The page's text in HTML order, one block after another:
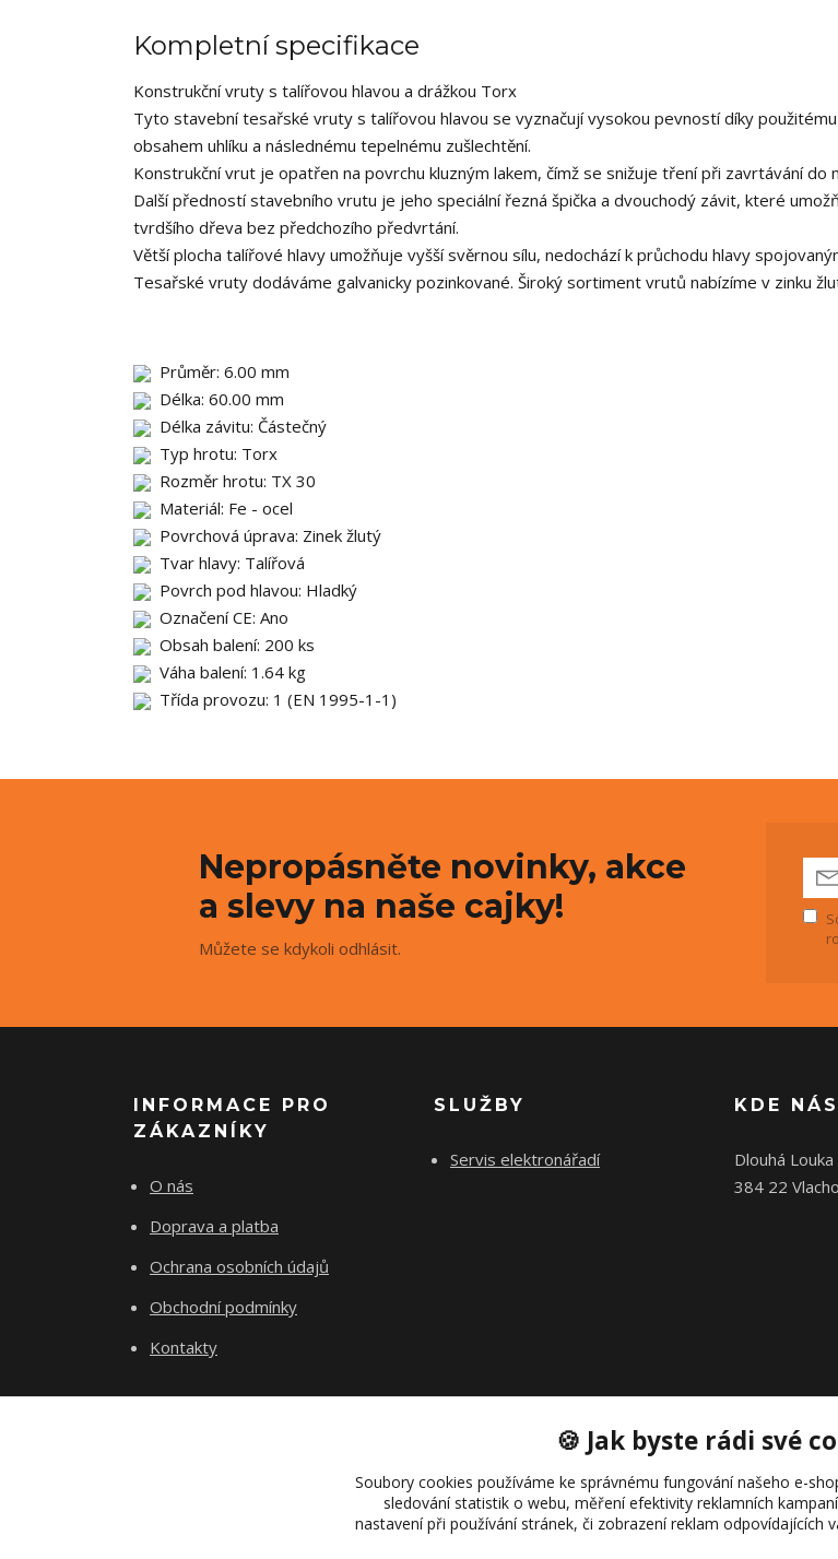
Kompletní specifikace
Konstrukční vruty s talířovou hlavou a drážkou Torx
Tyto stavební tesařské vruty s talířovou hlavou se vyznačují vysokou pevností díky
obsahem uhlíku a následnému tepelnému zušlechtění.
Konstrukční vrut je opatřen na povrchu kluzným lakem, čímž se snižuje tření při zavrtávání do
Další předností stavebního vrutu je jeho speciální řezná špička a dvouchodý závit, které
tvrdšího dřeva bez předchozího předvrtání.
Větší plocha talířové hlavy umožňuje vyšší svěrnou sílu, nedochází k průchodu hlavy
Tesařské vruty dodáváme galvanicky pozinkované. Široký sortiment vrutů nabízíme v zinku
Průměr: 6.00 mm
Délka: 60.00 mm
Délka závitu: Částečný
Typ hrotu: Torx
Rozměr hrotu: TX 30
Materiál: Fe - ocel
Povrchová úprava: Zinek žlutý
Tvar hlavy: Talířová
Povrch pod hlavou: Hladký
Označení CE: Ano
Obsah balení: 200 ks
Váha balení: 1.64 kg
Třída provozu: 1 (EN 1995-1-1)
Nepropásněte novinky, akce
a slevy na naše cajky!
Můžete se kdykoli odhlásit.
INFORMACE PRO
ZÁKAZNÍKY
O nás
Doprava a platba
Ochrana osobních údajů
Obchodní podmínky
Kontakty
SLUŽBY
Servis elektronářadí
KDE
Dlouhá
384 22
Copyright © 2021 Cajk servis
🍪 Jak byste rádi své
Soubory cookies používáme ke správnému fungování našeho e-
sledování statistik o webu, měření efektivity reklamních
nastavení při používání stránek, či zobrazení reklam odpovídajících